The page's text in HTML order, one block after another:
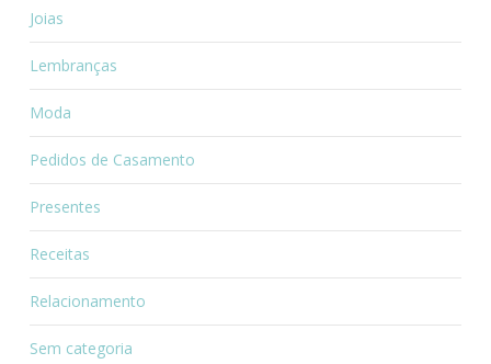
Joias
Lembranças
Moda
Pedidos de Casamento
Presentes
Receitas
Relacionamento
Sem categoria